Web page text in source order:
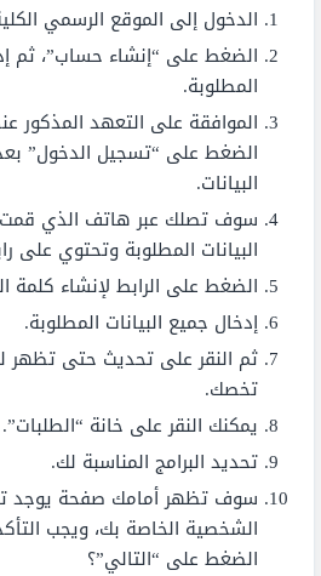
الدخول إلى الموقع الرسمي
الضغط على “إنشاء حساب”، ثم
المطلوبة.
الموافقة على التعهد المذكور
الضغط على “تسجيل الدخول”
البيانات.
سوف تصلك عبر هاتف الذي قمت
البيانات المطلوبة وتحتوي على
الضغط على الرابط لإنشاء كلمة
إدخال جميع البيانات المطلوبة.
ثم النقر على تحديث حتى تظهر
تخصك.
يمكنك النقر على خانة “الطلبات”.
تحديد البرامج المناسبة لك.
سوف تظهر أمامك صفحة يوجد
الشخصية الخاصة بك، ويجب
الضغط على “التالي”؟